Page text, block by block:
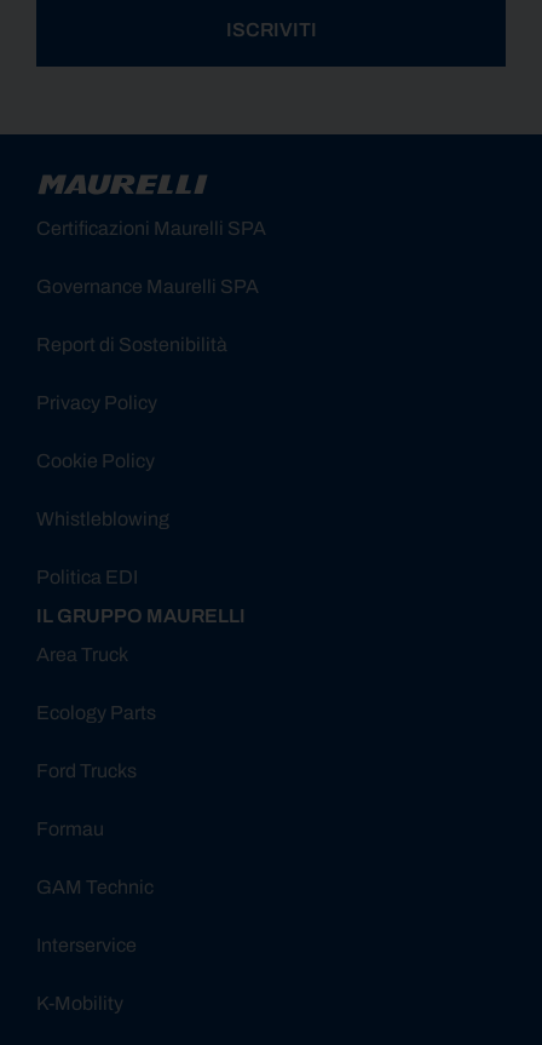
ISCRIVITI
Certificazioni Maurelli SPA
Governance Maurelli SPA
Report di Sostenibilità
Privacy Policy
Cookie Policy
Whistleblowing
Politica EDI
IL GRUPPO MAURELLI
Area Truck
Ecology Parts
Ford Trucks
Formau
GAM Technic
Interservice
K-Mobility